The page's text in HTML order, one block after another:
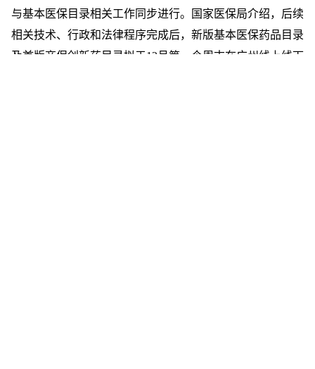
与基本医保目录相关工作同步进行。国家医保局介绍，后续
相关技术、行政和法律程序完成后，新版基本医保药品目录
及首版商保创新药目录拟于12月第一个周末在广州线上线下